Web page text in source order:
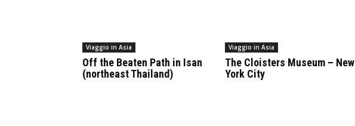
Viaggio in Asia
Off the Beaten Path in Isan
(northeast Thailand)
Viaggio in Asia
The Cloisters Museum – New
York City